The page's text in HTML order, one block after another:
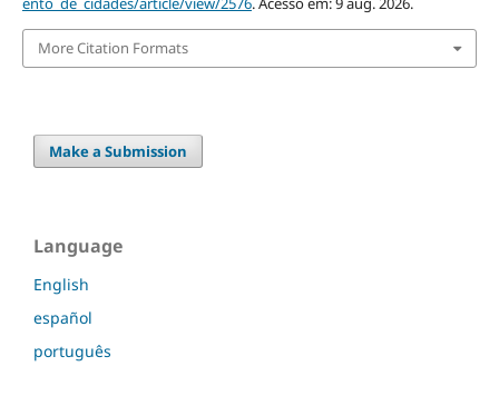
More Citation Formats
Make a Submission
Language
English
español
português